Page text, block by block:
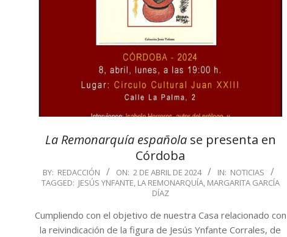
La Remonarquía españolase presenta en
Córdoba
2024-
04-
BY: REDACCIÓN ON: 2 DE ABRIL DE 2024 IN: NOTICIAS
TAGGED: JESÚS YNFANTE, LA REMONARQUÍA, MARGARITA GARCÍA
DÍAZ
Cumpliendo con el objetivo de nuestra Casa relacionado con
la reivindicación de la figura de Jesús Ynfante Corrales, de